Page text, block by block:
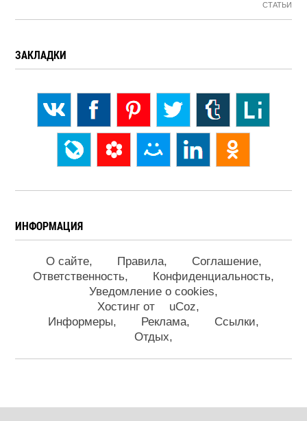
СТАТЬИ
ЗАКЛАДКИ
ИНФОРМАЦИЯ
О сайте Правила
Соглашение
Ответственность
Конфиденциальность
Уведомление о cookies
Хостинг от
uCoz
Информеры
Реклама
Ссылки
Отдых